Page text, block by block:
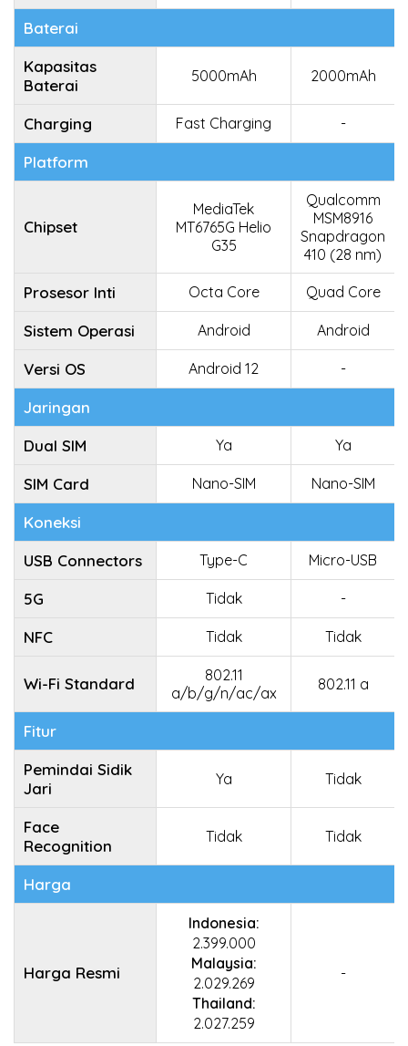
Baterai
Kapasitas
Baterai
5000mAh 2000mAh
Charging Fast Charging -
Platform
Chipset
MediaTek
MT6765G Helio
G35
Qualcomm
MSM8916
Snapdragon
410 (28 nm)
Prosesor Inti Octa Core Quad Core
Sistem Operasi Android Android
Versi OS Android 12 -
Jaringan
Dual SIM
Ya Ya
SIM Card Nano-SIM Nano-SIM
Koneksi
USB Connectors
Type-C Micro-USB
5G Tidak -
NFC Tidak Tidak
Wi-Fi Standard
802.11
a/b/g/n/ac/ax
802.11 a
Fitur
Pemindai Sidik
Jari
Ya Tidak
Face
Recognition
Tidak Tidak
Harga
Harga Resmi
Indonesia:
2.399.000
Malaysia:
2.029.269
Thailand:
2.027.259
-